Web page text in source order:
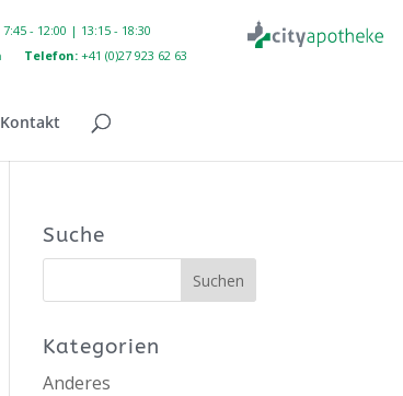
Kontakt
- 12:00 | 13:15 - 18:30
Telefon:+41 (0)27 923 62 63
Suche
Kategorien
Anderes